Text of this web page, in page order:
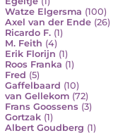
Watze Elgersma (100)
Axel van der Ende (26)
Ricardo F. (1)
M. Feith (4)
Erik Florijn (1)
Roos Franka (1)
Fred (5)
Gaffelbaard (10)
van Gellekom (72)
Frans Goossens (3)
Gortzak (1)
Albert Goudberg (1)